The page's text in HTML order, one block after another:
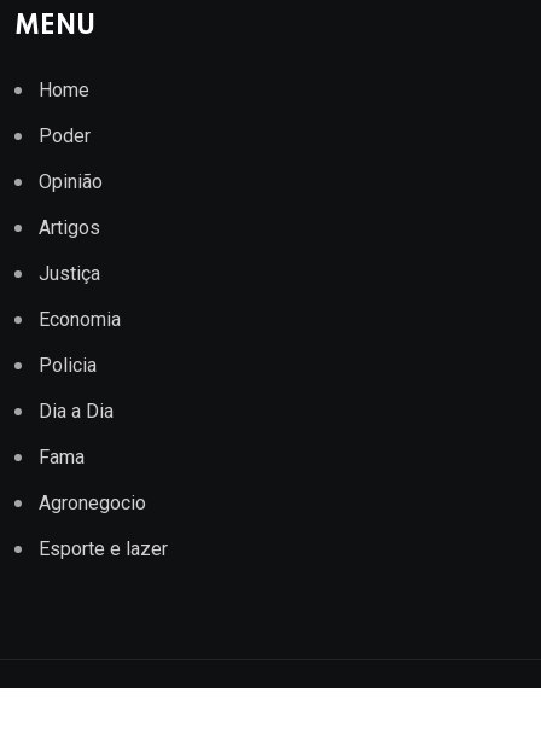
MENU
Home
Poder
Opinião
Artigos
Justiça
Economia
Policia
Dia a Dia
Fama
Agronegocio
Esporte e lazer